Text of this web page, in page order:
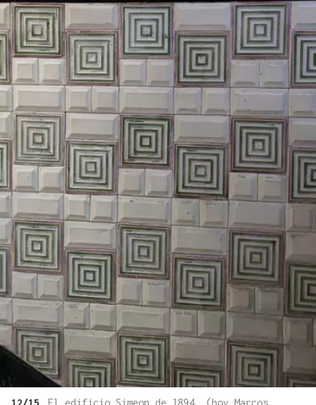
12/15
El edificio Simeon de 1894, (hoy Marcos